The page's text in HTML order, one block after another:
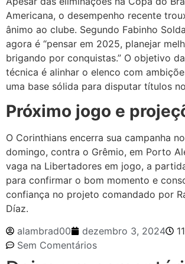
Americana, o desempenho recente
ânimo ao clube. Segundo Fabinho
agora é “pensar em 2025, planejar
brigando por conquistas.” O objetivo
técnica é alinhar o elenco com
uma base sólida para disputar títulos
Próximo jogo e
O Corinthians encerra sua campanha
domingo, contra o Grêmio, em Porto
vaga na Libertadores em jogo, a
para confirmar o bom momento e
confiança no projeto comandado por
Díaz.
alambrad00
dezembro 3, 2024
Sem Comentários